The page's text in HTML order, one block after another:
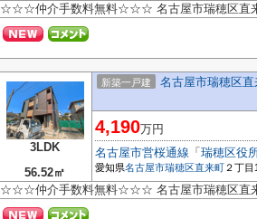
☆☆☆仲介手数料無料☆☆☆ 名古屋市瑞穂区直来
3LDK
56.52㎡
新築一戸建 名古屋市瑞穂区
4,190万円
名古屋市営桜通線 「 瑞穂区役
愛知県名古屋市瑞穂区直来町 ２丁目
☆☆☆仲介手数料無料☆☆☆ 名古屋市瑞穂区直来